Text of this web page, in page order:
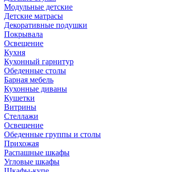
Модульные детские
Детские матрасы
Декоративные подушки
Покрывала
Освещение
Кухня
Кухонный гарнитур
Обеденные столы
Барная мебель
Кухонные диваны
Кушетки
Витрины
Стеллажи
Освещение
Обеденные группы и столы
Прихожая
Распашные шкафы
Угловые шкафы